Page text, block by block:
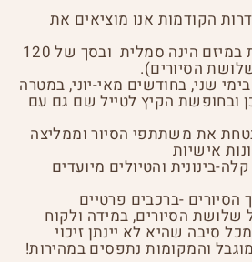
הקודמות אנו מוציאים את
עלות ההשתתפות במיזם הינה סמלית ובסך של 120
הסיורים).
שני, בחודשים מאי-יוני, במטרה
ובחופשת הקיץ לטייל שם גם עם
את משתתפי הסיור וממליצה
אישיות
בינונית והטיולים מיועדים
הסיורים -ברכבים פרטיים
שלושת הסיורים, במידה ולקוח
סיבה שהיא לא יינתן זיכוי
והמקומות נתפסים במהירות!